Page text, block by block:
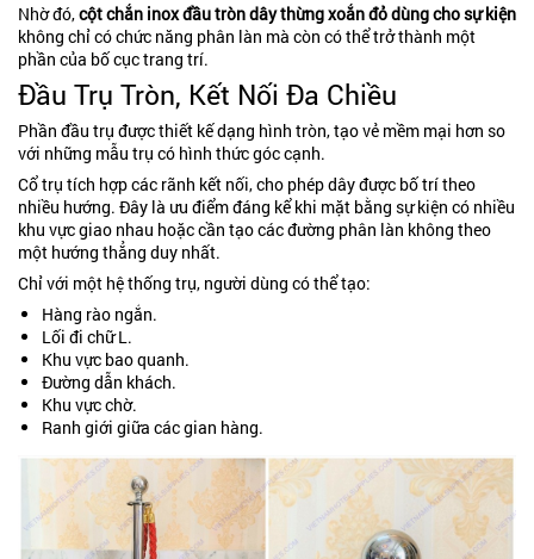
Nhờ đó,cột chắn inox đầu tròn dây thừng xoắn đỏ dùng cho sự kiện
không chỉ có chức năng phân làn mà còn có thể trở thành một
phần của bố cục trang trí.
Đầu Trụ Tròn, Kết Nối Đa Chiều
Phần đầu trụ được thiết kế dạng hình tròn, tạo vẻ mềm mại hơn so
với những mẫu trụ có hình thức góc cạnh.
Cổ trụ tích hợp các rãnh kết nối, cho phép dây được bố trí theo
nhiều hướng. Đây là ưu điểm đáng kể khi mặt bằng sự kiện có nhiều
khu vực giao nhau hoặc cần tạo các đường phân làn không theo
một hướng thẳng duy nhất.
Chỉ với một hệ thống trụ, người dùng có thể tạo:
Hàng rào ngắn.
Lối đi chữ L.
Khu vực bao quanh.
Đường dẫn khách.
Khu vực chờ.
Ranh giới giữa các gian hàng.